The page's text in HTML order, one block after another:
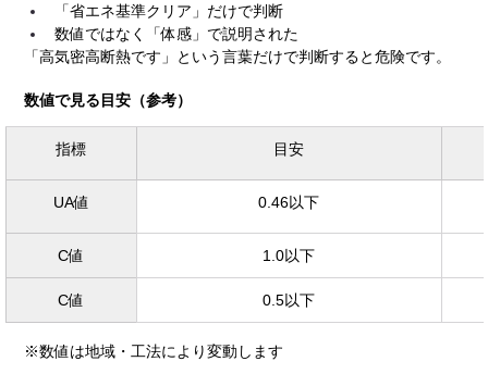
「省エネ基準クリア」だけで判断
数値ではなく「体感」で説明された
「高気密高断熱です」という言葉だけで判断すると危険です。
数値で見る目安（参考）
指標 目安
UA値 0.46以下
C値 1.0以下
C値 0.5以下
※数値は地域・工法により変動します